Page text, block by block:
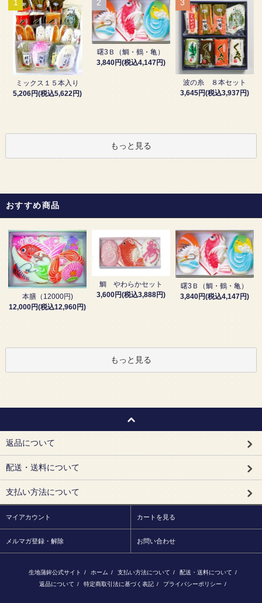
1
ミックス１５本入り
5,206円(税込5,622円)
2
曙3Ｂ（鯛・鶴・亀）
3,840円(税込4,147円)
3
波の糸 ８本セット
3,645円(税込3,937円)
もっと見る
おすすめ商品
本膳（12000円)
12,000円(税込12,960円)
鯛 やわらかセット
3,600円(税込3,888円)
曙3Ｂ（鯛・鶴・亀）
3,840円(税込4,147円)
もっと見る
返品について
配送・送料について
支払い方法について
マイアカウント カートを見る
メルマガ登録・解除 お問い合わせ
生地蒲鉾公式サイト / ホーム / 支払い方法について / 配送・送料について /
返品について / 特定商取引法に基づく表記 / プライバシーポリシー /